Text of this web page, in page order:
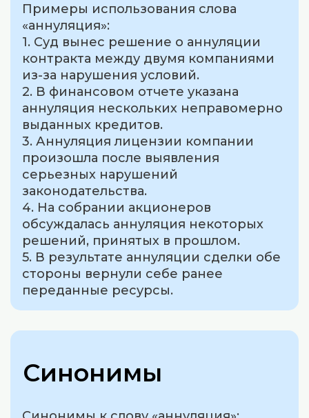
Примеры использования слова
«аннуляция»:
1. Суд вынес решение о аннуляции
контракта между двумя компаниями
из-за нарушения условий.
2. В финансовом отчете указана
аннуляция нескольких неправомерно
выданных кредитов.
3. Аннуляция лицензии компании
произошла после выявления
серьезных нарушений
законодательства.
4. На собрании акционеров
обсуждалась аннуляция некоторых
решений, принятых в прошлом.
5. В результате аннуляции сделки обе
стороны вернули себе ранее
переданные ресурсы.
Синонимы